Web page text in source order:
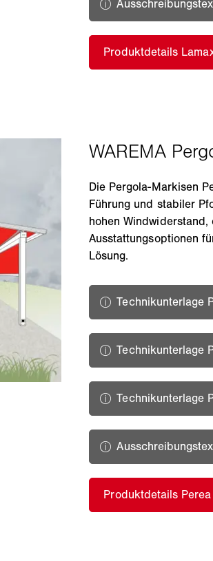
Die Pergola-Markisen
Führung und stabiler
hohen
Ausstattungsoptionen
Lösung.